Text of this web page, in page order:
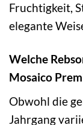
Fruchtigkeit,
elegante
Welche
Mosaico
Obwohl die
Jahrgang